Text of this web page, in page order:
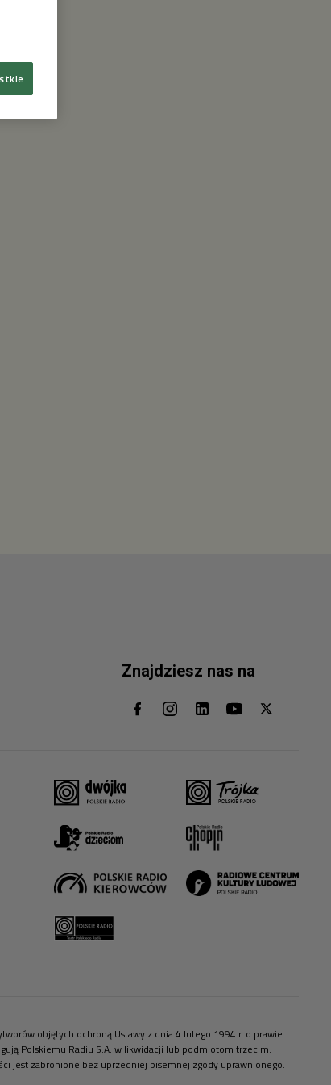
Znajdziesz nas na
objętych ochroną Ustawy z dnia 4 lutego 1994 r. o prawie
Polskiemu Radiu S.A. w likwidacji lub podmiotom trzecim.
jest zabronione bez uprzedniej pisemnej zgody uprawnionego.